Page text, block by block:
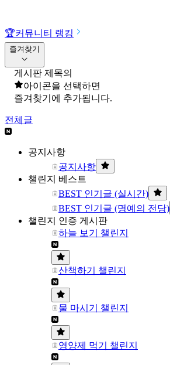
🏆커뮤니티 랭킹
즐겨찾기
게시판 제목의
아이콘을 선택하면
즐겨찾기에 추가됩니다.
전체글
공지사항
공지사항
챌린지 베스트
BEST 인기글 (실시간)
BEST 인기글 (명예의 전당)
챌린지 인증 게시판
하늘 보기 챌린지
산책하기 챌린지
물 마시기 챌린지
영양제 먹기 챌린지